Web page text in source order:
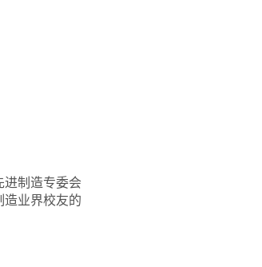
进制造专委会
造业界校友的